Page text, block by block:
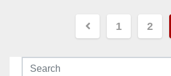
Pagination
des
1 2